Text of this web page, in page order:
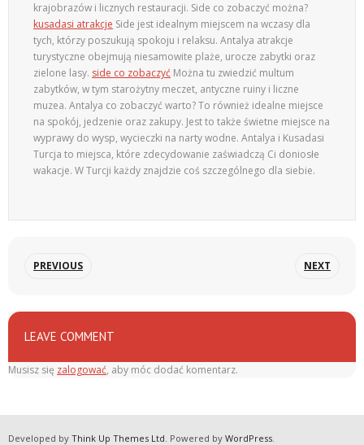
krajobrazów i licznych restauracji. Side co zobaczyć można?
kusadasi atrakcje Side jest idealnym miejscem na wczasy dla
tych, którzy poszukują spokoju i relaksu. Antalya atrakcje
turystyczne obejmują niesamowite plaże, urocze zabytki oraz
zielone lasy. side co zobaczyć Można tu zwiedzić multum
zabytków, w tym starożytny meczet, antyczne ruiny i liczne
muzea. Antalya co zobaczyć warto? To również idealne miejsce
na spokój, jedzenie oraz zakupy. Jest to także świetne miejsce na
wyprawy do wysp, wycieczki na narty wodne. Antalya i Kusadasi
Turcja to miejsca, które zdecydowanie zaświadczą Ci doniosłe
wakacje. W Turcji każdy znajdzie coś szczególnego dla siebie.
PREVIOUS NEXT
LEAVE COMMENT
Musisz się zalogować, aby móc dodać komentarz.
Developed by Think Up Themes Ltd. Powered by WordPress.